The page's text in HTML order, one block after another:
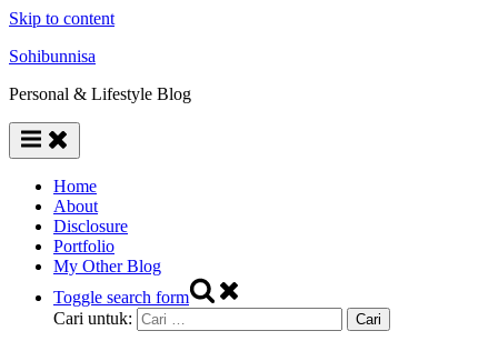
Skip to content
Sohibunnisa
Personal & Lifestyle Blog
Home
About
Disclosure
Portfolio
My Other Blog
Toggle search form
Cari untuk: